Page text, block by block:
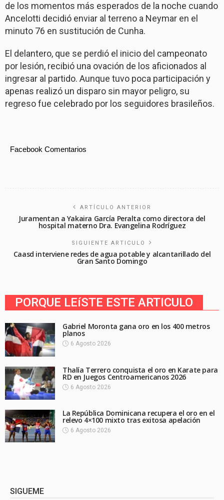
de los momentos más esperados de la noche cuando
Ancelotti decidió enviar al terreno a Neymar en el
minuto 76 en sustitución de Cunha.
El delantero, que se perdió el inicio del campeonato
por lesión, recibió una ovación de los aficionados al
ingresar al partido. Aunque tuvo poca participación y
apenas realizó un disparo sin mayor peligro, su
regreso fue celebrado por los seguidores brasileños.
Facebook Comentarios
ARTÍCULO ANTERIOR
Juramentan a Yakaira García Peralta como directora del
hospital materno Dra. Evangelina Rodríguez
SIGUIENTE ARTICULO
Caasd interviene redes de agua potable y alcantarillado del
Gran Santo Domingo
PORQUE LEíSTE ESTE ARTICULO
Gabriel Moronta gana oro en los 400 metros
planos
6 Agosto 2026
Thalía Terrero conquista el oro en Karate para
RD en Juegos Centroamericanos 2026
6 Agosto 2026
La República Dominicana recupera el oro en el
relevo 4×100 mixto tras exitosa apelación
6 Agosto 2026
SIGUEME